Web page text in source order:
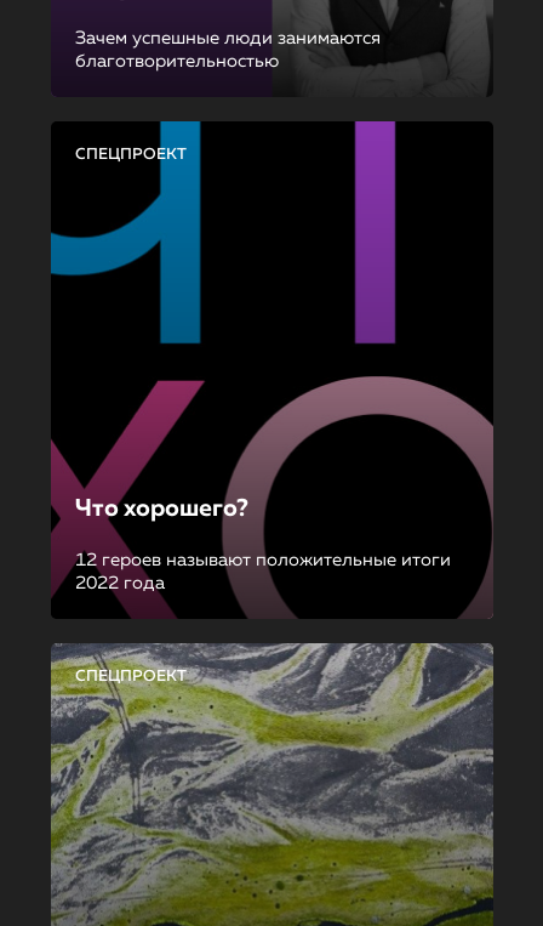
Зачем успешные люди занимаются
благотворительностью
СПЕЦПРОЕКТ
Что хорошего?
12 героев называют положительные итоги
2022 года
СПЕЦПРОЕКТ